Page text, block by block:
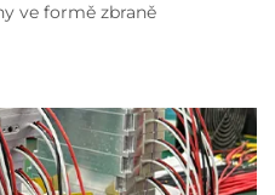
ve formě zbraně